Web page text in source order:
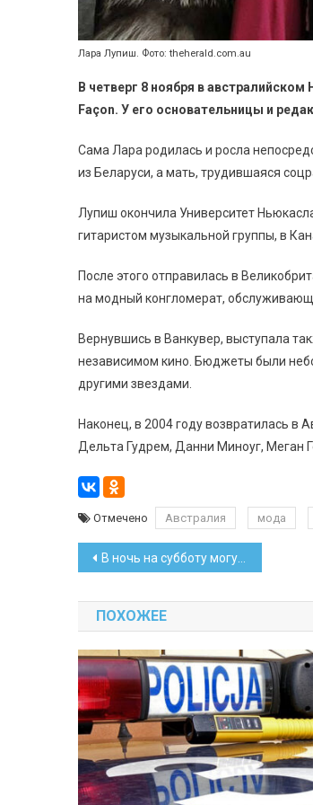
Лара Лупиш. Фото: theherald.com.au
В четверг 8 ноября в
Façon. У его основательницы и
Сама Лара родилась и росла
из Беларуси, а мать, трудившаяся
Лупиш окончила Университет
гитаристом музыкальной группы, в
После этого отправилась в
на модный конгломерат,
Вернувшись в Ванкувер, выступала
независимом кино. Бюджеты были
другими звездами.
Наконец, в 2004 году возвратилась в
Дельта Гудрем, Данни Миноуг, Меган
Отмечено Австралия мода
Навигация
по
записям
В ночь на субботу могут сбоить банковские карты
ПОХОЖЕЕ